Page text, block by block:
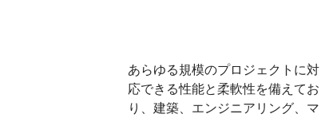
あらゆる規模のプロジェクトに対
応できる性能と柔軟性を備えてお
り、建築、エンジニアリング、マ